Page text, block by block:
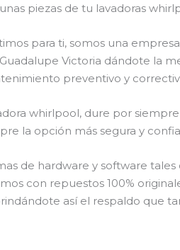
piezas de tu lavadoras
para ti, somos una
Victoria dándote la
preventivo y
whirlpool, dure por
la opción más segura y
de hardware y software
con repuestos 100%
así el respaldo que